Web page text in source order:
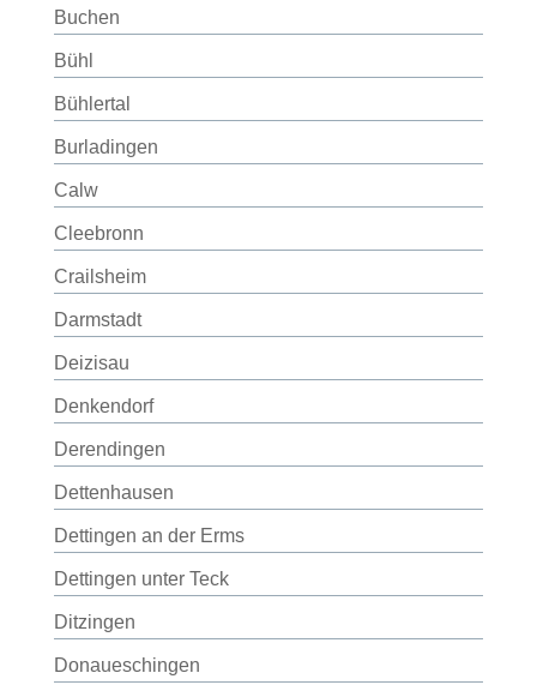
Buchen
Bühl
Bühlertal
Burladingen
Calw
Cleebronn
Crailsheim
Darmstadt
Deizisau
Denkendorf
Derendingen
Dettenhausen
Dettingen an der Erms
Dettingen unter Teck
Ditzingen
Donaueschingen